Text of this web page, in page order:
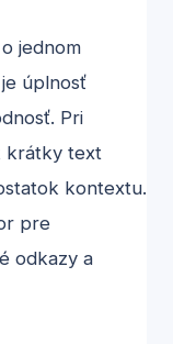
jednom
úplnosť
Pri
krátky text
kontextu.
pre
odkazy a